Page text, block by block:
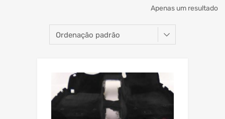
Apenas um resultado